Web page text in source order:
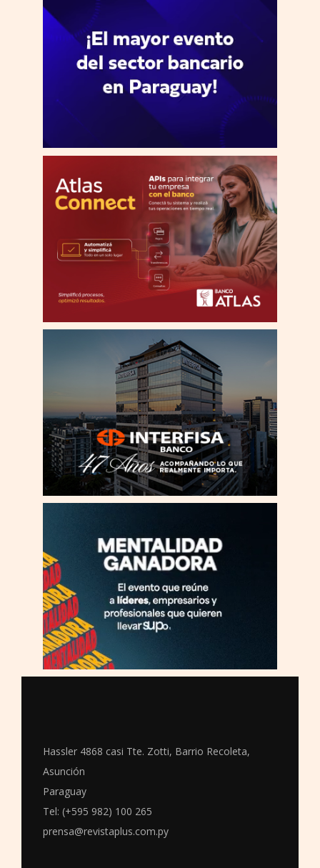
Hassler 4868 casi Tte. Zotti, Barrio Recoleta,
Asunción
Paraguay
Tel: (+595 982) 100 265
prensa@revistaplus.com.py